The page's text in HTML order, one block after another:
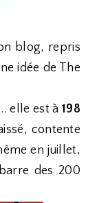
blog, repris
idée de The
elle est à198
contente
en juillet,
des 200